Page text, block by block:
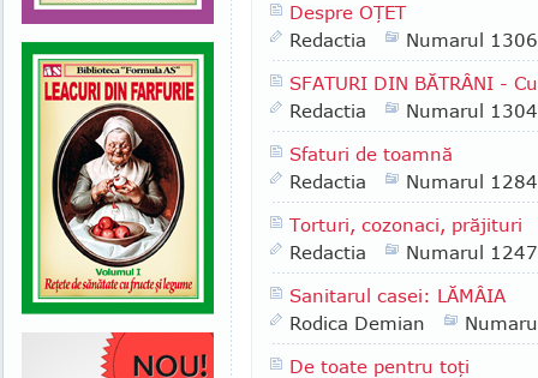
Despre OŢET
Redactia
Numarul 1306
SFATURI DIN BĂTRÂNI -
Redactia
Numarul 1304
Sfaturi de toamnă
Redactia
Numarul 1284
Torturi, cozonaci, prăjituri
Redactia
Numarul 1247
Sanitarul casei: LĂMÂIA
Rodica Demian
De toate pentru toţi